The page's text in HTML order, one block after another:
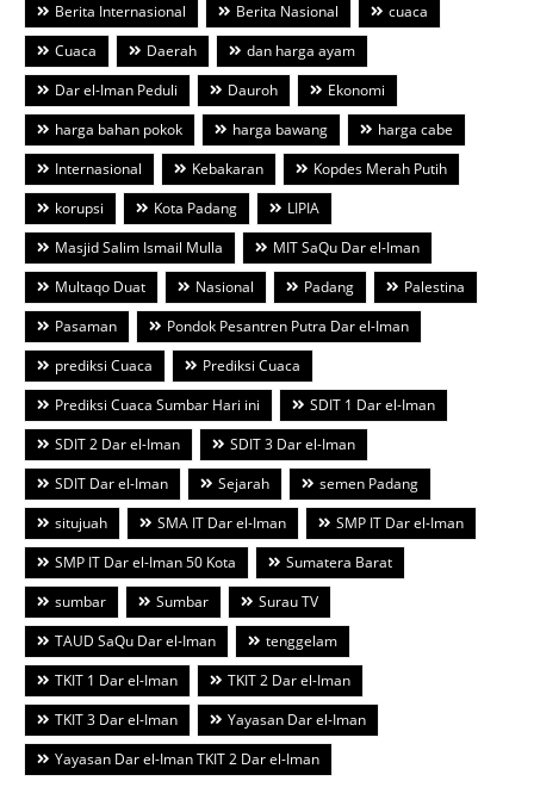
Berita Internasional
Berita Nasional
cuaca
Cuaca
Daerah
dan harga ayam
Dar el-Iman Peduli
Dauroh
Ekonomi
harga bahan pokok
harga bawang
harga cabe
Internasional
Kebakaran
Kopdes Merah Putih
korupsi
Kota Padang
LIPIA
Masjid Salim Ismail Mulla
MIT SaQu Dar el-Iman
Multaqo Duat
Nasional Padang
Palestina
Pasaman
Pondok Pesantren Putra Dar el-Iman
prediksi Cuaca
Prediksi Cuaca
Prediksi Cuaca Sumbar Hari ini
SDIT 1 Dar el-Iman
SDIT 2 Dar el-Iman
SDIT 3 Dar el-Iman
SDIT Dar el-Iman
Sejarah
semen Padang
situjuah
SMA IT Dar el-Iman
SMP IT Dar el-Iman
SMP IT Dar el-Iman 50 Kota
Sumatera Barat
sumbar
Sumbar
Surau TV
TAUD SaQu Dar el-Iman
tenggelam
TKIT 1 Dar el-Iman
TKIT 2 Dar el-Iman
TKIT 3 Dar el-Iman
Yayasan Dar el-Iman
Yayasan Dar el-Iman TKIT 2 Dar el-Iman